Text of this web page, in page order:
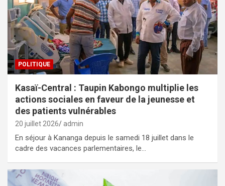
POLITIQUE
Kasaï-Central : Taupin Kabongo multiplie les
actions sociales en faveur de la jeunesse et
des patients vulnérables
20 juillet 2026 admin
En séjour à Kananga depuis le samedi 18 juillet dans le
cadre des vacances parlementaires, le…